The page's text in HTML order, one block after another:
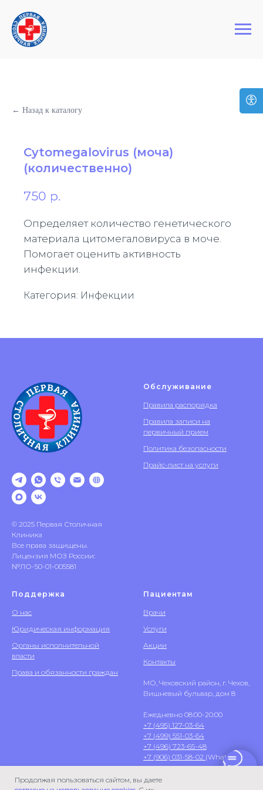
Первая Столичная Клиника
Продолжая пользоваться сайтом, вы даете
← Назад к каталогу
Cytomegalovirus (моча)
(количественно)
750 р.
Определяет количество генетического
материала цитомегаловируса в моче.
Помогает оценить активность
инфекции.
Категория: Инфекции
© 2025 Первая Столичная
Клиника
Все права защищены.
Лицензия МОЗ России:
№ЛО-50-01-005581
Обслуживание
Правила распорядка
Правила записи на
первичный прием
Политика безопасности
Прайс-лист на услуги
Поддержка
О нас
Юридическая информация
Органы исполнительной
власти
Права и обязанности граждан
Пациентам
Врачи
Услуги
Акции
Контакты
МО, Чеховский район, г. Чехов,
Вишневый бульвар, дом 8
Ежедневно 08:00-20:00
+7 (495) 127-03-64
+7 (499) 551-03-64
+7 (496) 723-65-48
+7 (906) 031-58-02 (WhatsApp)